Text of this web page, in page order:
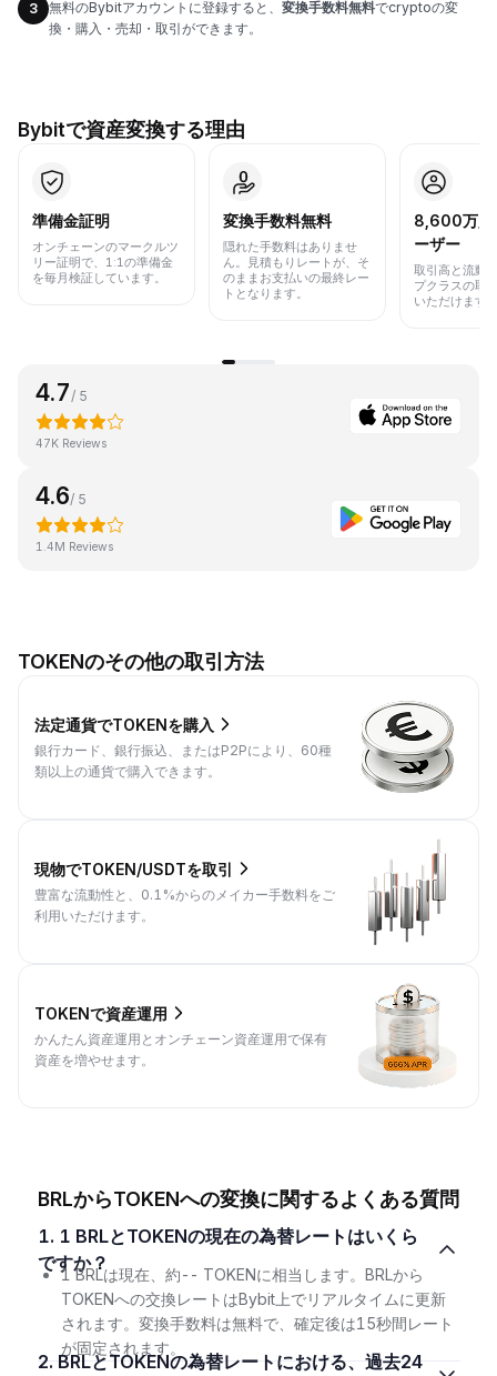
3 無料のBybitアカウントに登録すると、 変換手数料無料でcryptoの変
換・購入・売却・取引ができます。
Bybitで資産変換する理由
準備金証明
オンチェーンのマークルツ
リー証明で、1:1の準備金
を毎月検証しています。
変換手数料無料
隠れた手数料はありませ
ん。見積もりレートが、そ
のままお支払いの最終レー
トとなります。
8,600万人
ーザー
取引高と流動
プクラスの取
いただけます
4.7/ 5
47K Reviews
4.6/ 5
1.4M Reviews
TOKENのその他の取引方法
法定通貨でTOKENを購入
銀行カード、銀行振込、またはP2Pにより、60種
類以上の通貨で購入できます。
現物でTOKEN/USDTを取引
豊富な流動性と、0.1%からのメイカー手数料をご
利用いただけます。
TOKENで資産運用
かんたん資産運用とオンチェーン資産運用で保有
資産を増やせます。
BRLからTOKENへの変換に関するよくある質問
1. 1 BRLとTOKENの現在の為替レートはいくら
ですか？
1 BRLは現在、約-- TOKENに相当します。BRLから
TOKENへの交換レートはBybit上でリアルタイムに更新
されます。変換手数料は無料で、確定後は15秒間レート
が固定されます。
2. BRLとTOKENの為替レートにおける、過去24